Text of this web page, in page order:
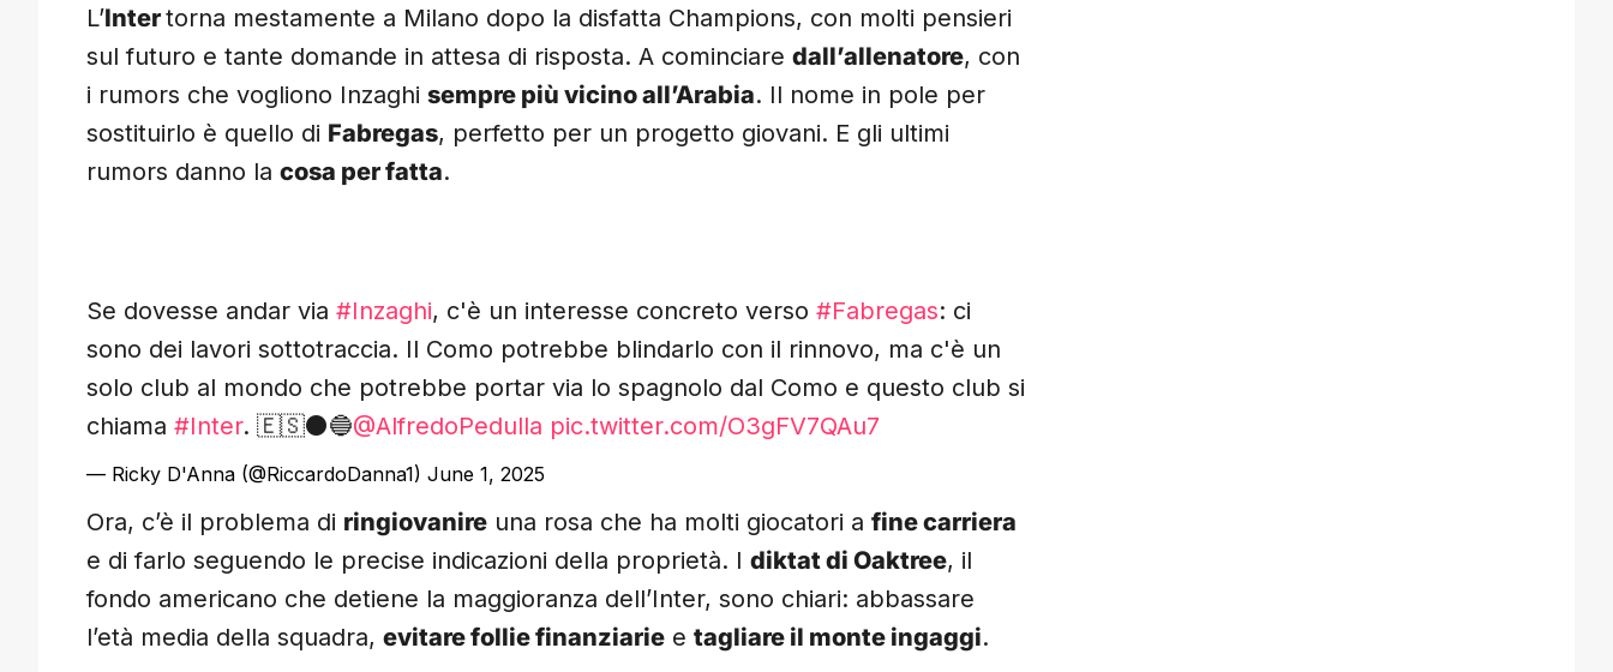
L’Intertorna mestamente a Milano dopo la disfatta Champions, con molti pensieri
sul futuro e tante domande in attesa di risposta. A cominciare dall’allenatore, con
i rumors che vogliono Inzaghi sempre più vicino all’Arabia. Il nome in pole per
sostituirlo è quello di Fabregas, perfetto per un progetto giovani. E gli ultimi
rumors danno la cosa per fatta.
Se dovesse andar via #Inzaghi, c'è un interesse concreto verso #Fabregas: ci
sono dei lavori sottotraccia. Il Como potrebbe blindarlo con il rinnovo, ma c'è un
solo club al mondo che potrebbe portar via lo spagnolo dal Como e questo club si
chiama #Inter. 🇪🇸⚫️🔵@AlfredoPedulla pic.twitter.com/O3gFV7QAu7
— Ricky D'Anna (@RiccardoDanna1) June 1, 2025
Ora, c’è il problema di ringiovanire una rosa che ha molti giocatori a fine carriera
e di farlo seguendo le precise indicazioni della proprietà. I diktat di Oaktree, il
fondo americano che detiene la maggioranza dell’Inter, sono chiari: abbassare
l’età media della squadra, evitare follie finanziarie e tagliare il monte ingaggi.